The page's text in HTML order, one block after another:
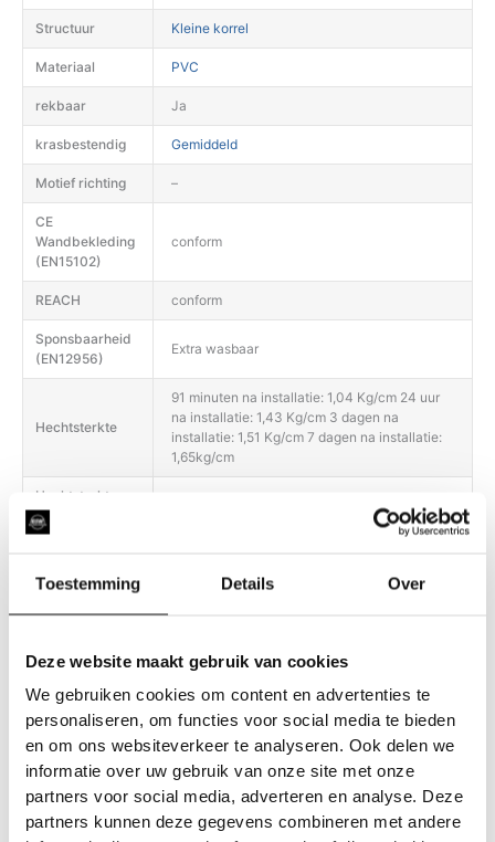
Toestemming Details Over
Deze website maakt gebruik van cookies
We gebruiken cookies om content en advertenties te
personaliseren, om functies voor social media te bieden
en om ons websiteverkeer te analyseren. Ook delen we
informatie over uw gebruik van onze site met onze
partners voor social media, adverteren en analyse. Deze
partners kunnen deze gegevens combineren met andere
Structuur Kleine korrel
Materiaal PVC
rekbaar Ja
krasbestendig Gemiddeld
Motief richting –
CE
Wandbekleding
(EN15102)
conform
REACH conform
Sponsbaarheid
(EN12956)
Extra wasbaar
Hechtsterkte
91 minuten na installatie: 1,04 Kg/cm 24 uur
na installatie: 1,43 Kg/cm 3 dagen na
installatie: 1,51 Kg/cm 7 dagen na installatie:
1,65kg/cm
Hechtsterkte
bij hoge temp.
Na dag 1: 1,37 Kg/cm Na 7 dagen: 1,03 Kg/cm
Duurzaamheid
tegen water, vuil, schuren, UV-stralen en
slijtage (vergelen, barsten, afschilferen,
Onderhoud
Gebruik voor de dagelijkse filmverzorging
alleen pH-neutrale reinigingsmiddelen;
gebruik geen producten met een te zure of te
basische pH. Heet water (niet koken) kan